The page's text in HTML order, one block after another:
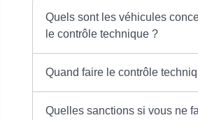
Quels sont les véhicules
le contrôle technique ?
Quand faire le contrôle
Quelles sanctions si vous ne